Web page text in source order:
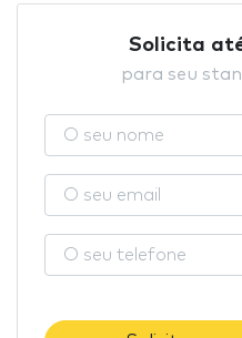
Solicita
para seu